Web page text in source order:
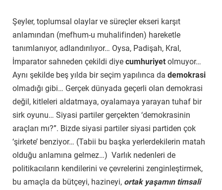
Şeyler, toplumsal olaylar ve süreçler ekseri karşıt
anlamından (mefhum-u muhalifinden) hareketle
tanımlanıyor, adlandırılıyor… Oysa, Padişah, Kral,
İmparator sahneden çekildi diye cumhuriyet olmuyor…
Aynı şekilde beş yılda bir seçim yapılınca da demokrasi
olmadığı gibi… Gerçek dünyada geçerli olan demokrasi
değil, kitleleri aldatmaya, oyalamaya yarayan tuhaf bir
sirk oyunu… Siyasi partiler gerçekten ‘demokrasinin
araçları mı?”. Bizde siyasi partiler siyasi partiden çok
‘şirkete’ benziyor… (Tabii bu başka yerlerdekilerin matah
olduğu anlamına gelmez…) Varlık nedenleri de
politikacıların kendilerini ve çevrelerini zenginleştirmek,
bu amaçla da bütçeyi, hazineyi, ortak yaşamın timsali